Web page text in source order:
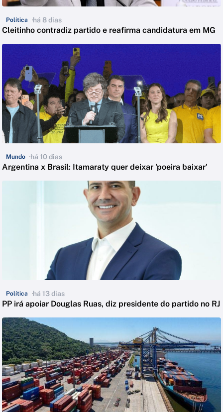
Política há 8 dias
Cleitinho contradiz partido e reafirma candidatura em MG
Mundo há 10 dias
Argentina x Brasil: Itamaraty quer deixar 'poeira baixar'
Política há 13 dias
PP irá apoiar Douglas Ruas, diz presidente do partido no RJ